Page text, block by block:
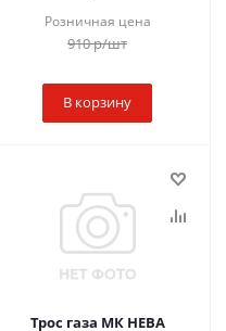
Розничная цена
910р/шт
В корзину
Трос газа МК НЕВА